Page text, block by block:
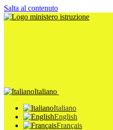
Salta al contenuto
Italiano
Italiano
English
Français